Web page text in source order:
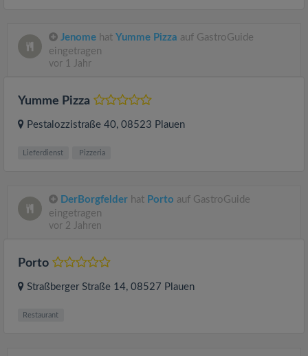
Jenome hat Yumme Pizza auf GastroGuide
eingetragen
vor 1 Jahr
Yumme Pizza
Pestalozzistraße 40, 08523 Plauen
Lieferdienst Pizzeria
DerBorgfelder hat Porto auf GastroGuide
eingetragen
vor 2 Jahren
Porto
Straßberger Straße 14, 08527 Plauen
Restaurant